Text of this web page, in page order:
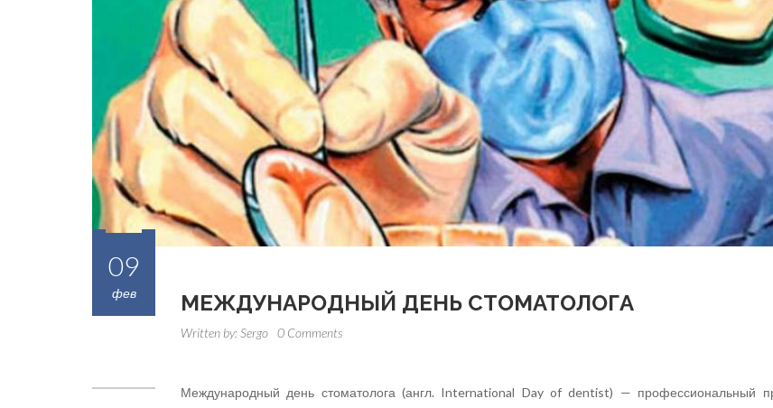
09
фев МЕЖДУНАРОДНЫЙ ДЕНЬ СТОМАТОЛОГА
Written by:Sergo 0 Comments
Международный день стоматолога (англ. International Day of dentist) — профессиональный